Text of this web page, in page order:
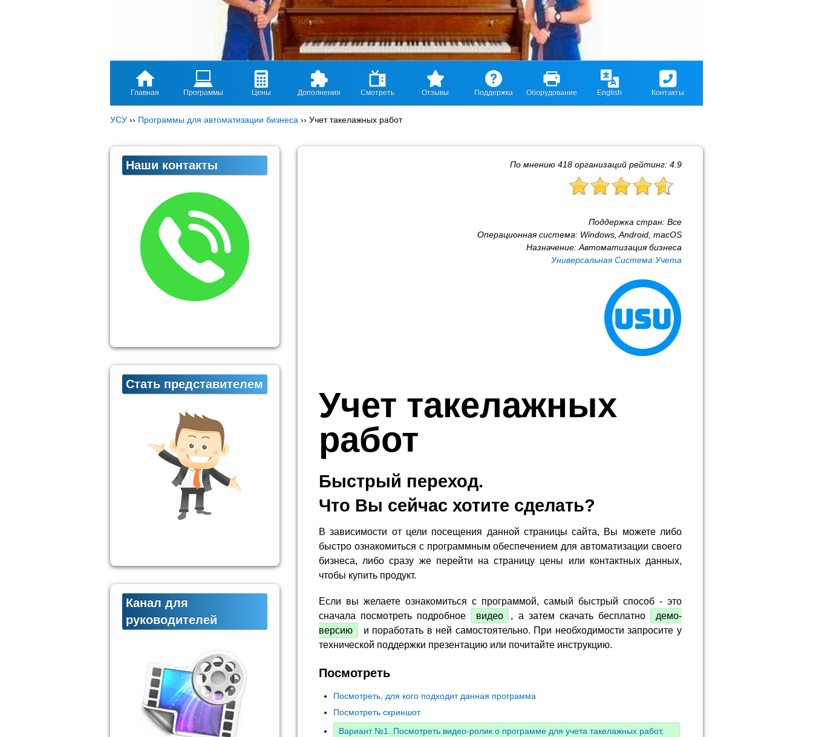
Главная Программы Цены Дополнения Смотреть Отзывы Поддержка Оборудование English Контакты
УСУ ›› Программы для автоматизации бизнеса ›› Учет такелажных работ
По мнению 418 организаций рейтинг: 4.9
Поддержка стран: Все
Операционная система: Windows, Android, macOS
Назначение: Автоматизация бизнеса
Универсальная Система Учета
Учет такелажных
работ
Быстрый переход.
Что Вы сейчас хотите сделать?
В зависимости от цели посещения данной страницы сайта, Вы можете либо
быстро ознакомиться с программным обеспечением для автоматизации своего
бизнеса, либо сразу же перейти на страницу цены или контактных данных,
чтобы купить продукт.
Если вы желаете ознакомиться с программой, самый быстрый способ - это
сначала посмотреть подробное
видео , а затем скачать бесплатно
демо-
версию
и поработать в ней самостоятельно. При необходимости запросите у
технической поддержки презентацию или почитайте инструкцию.
Посмотреть
Посмотреть, для кого подходит данная программа
Посмотреть скриншот
Вариант №1. Посмотреть видео-ролик о программе для учета такелажных работ,
Наши контакты
Стать представителем
Канал для
руководителей